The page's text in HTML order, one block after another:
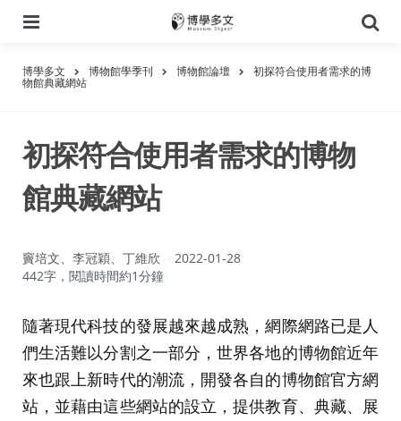
尋
博學多文 博物館學季刊 博物館論壇 初探符合使用者需求的博
物館典藏網站
初探符合使用者需求的博物
館典藏網站
作
者：
竇培文、李冠穎、丁維欣
2022-01-28
442字，閱讀時間約1分鐘
隨著現代科技的發展越來越成熟，網際網路已是人
們生活難以分割之一部分，世界各地的博物館近年
來也跟上新時代的潮流，開發各自的博物館官方網
站，並藉由這些網站的設立，提供教育、典藏、展